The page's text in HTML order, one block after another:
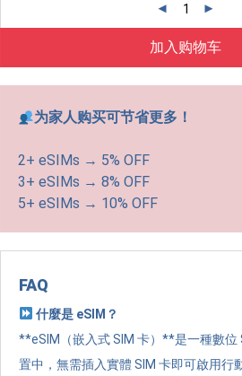
加入购物车
为家人购买可节省更多！
2+ eSIMs → 5% OFF
3+ eSIMs → 8% OFF
5+ eSIMs → 10% OFF
FAQ
什麼是 eSIM？
**eSIM（嵌入式 SIM 卡）**是一種數位
置中，無需插入實體 SIM 卡即可啟用行